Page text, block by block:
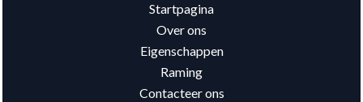
Startpagina
Over ons
Eigenschappen
Raming
Contacteer ons